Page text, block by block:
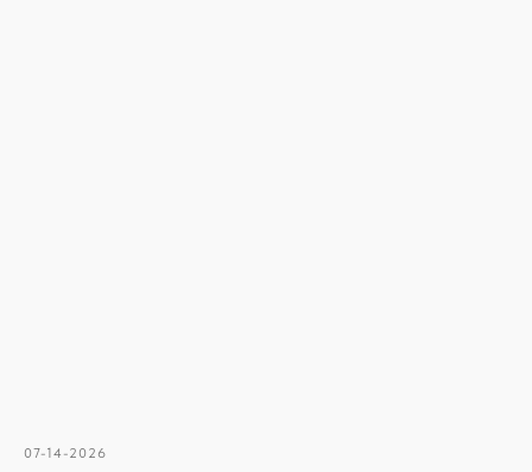
07-14-2026